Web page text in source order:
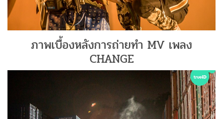
ภาพเบื้องหลังการถ่ายทำ MV เพลง
CHANGE